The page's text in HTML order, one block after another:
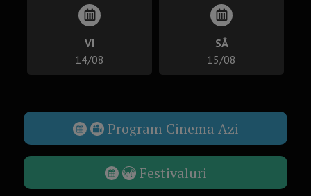
VI
14/08
SÂ
15/08
Program Cinema Azi
Festivaluri